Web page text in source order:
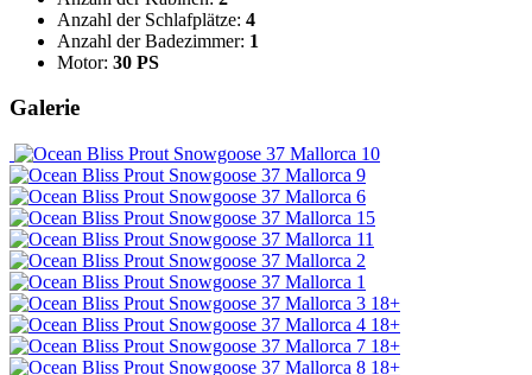
Anzahl der Schlafplätze: 4
Anzahl der Badezimmer: 1
Motor: 30 PS
Galerie
18+
18+
18+
18+